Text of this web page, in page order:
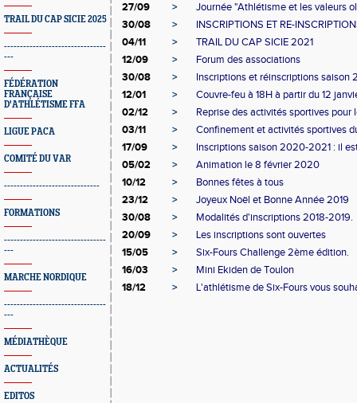
TRAIL DU CAP SICIE 2025
--------------------------------
---
FÉDÉRATION
FRANÇAISE
D'ATHLÉTISME FFA
LIGUE PACA
COMITÉ DU VAR
------------------------------
FORMATIONS
--------------------------------
---
MARCHE NORDIQUE
--------------------------------
---
MÉDIATHÈQUE
ACTUALITÉS
EDITOS
27/09
>
Journée "Athlétisme et les valeurs
30/08
>
INSCRIPTIONS ET RE-
04/11
>
TRAIL DU CAP SICIE 2021
12/09
>
Forum des associations
30/08
>
Inscriptions et réinscriptions saison
12/01
>
Couvre-feu à 18H à partir du 12
02/12
>
Reprise des activités sportives pour
03/11
>
Confinement et activités sportives
17/09
>
Inscriptions saison 2020-2021 : il
05/02
>
Animation le 8 février 2020
10/12
>
Bonnes fêtes à tous
23/12
>
Joyeux Noël et Bonne Année 2019
30/08
>
Modalités d'inscriptions 2018-2019.
20/09
>
Les inscriptions sont ouvertes
15/05
>
Six-Fours Challenge 2ème édition.
16/03
>
Mini Ekiden de Toulon
18/12
> L'athlétisme de Six-Fours vous